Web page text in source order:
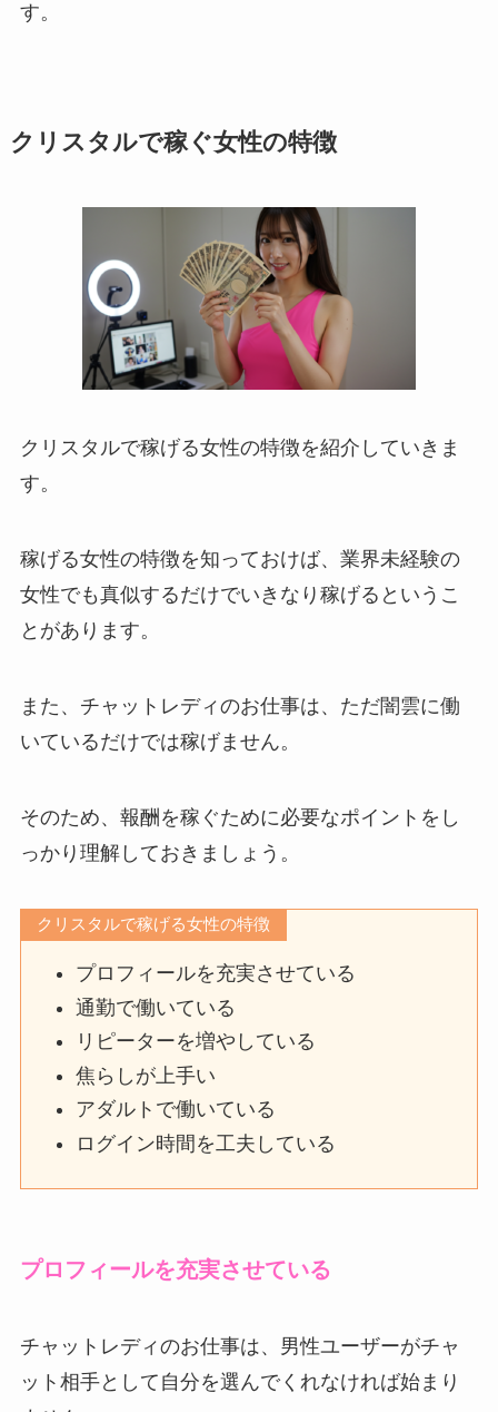
す。
クリスタルで稼ぐ女性の特徴
クリスタルで稼げる女性の特徴を紹介していきま
す。
稼げる女性の特徴を知っておけば、業界未経験の
女性でも真似するだけでいきなり稼げるというこ
とがあります。
また、チャットレディのお仕事は、ただ闇雲に働
いているだけでは稼げません。
そのため、報酬を稼ぐために必要なポイントをし
っかり理解しておきましょう。
クリスタルで稼げる女性の特徴
プロフィールを充実させている
通勤で働いている
リピーターを増やしている
焦らしが上手い
アダルトで働いている
ログイン時間を工夫している
プロフィールを充実させている
チャットレディのお仕事は、男性ユーザーがチャ
ット相手として自分を選んでくれなければ始まり